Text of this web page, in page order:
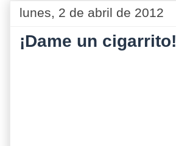
lunes, 2 de abril de 2012
¡Dame un cigarrito!